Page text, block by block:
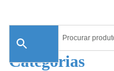
Categorias